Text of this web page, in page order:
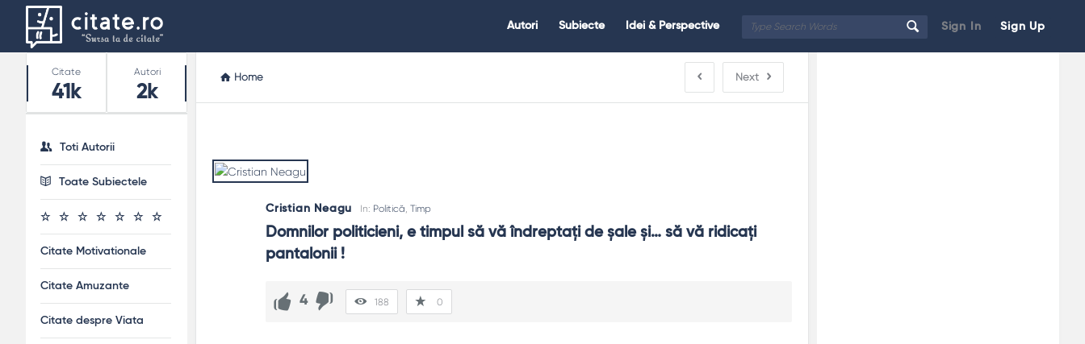
Sign In Sign Up
Citate.ro
Autori Subiecte Idei & Perspective
Home Next
Cristian Neagu In: Politică ,Timp
Domnilor politicieni, e timpul să vă îndreptaţi de şale şi… să vă ridicaţi
pantalonii !
4 188 0
Stats
Citate
41k
Autori
2k
Toti Autorii
Toate Subiectele
Citate Motivationale
Citate Amuzante
Citate despre Viata